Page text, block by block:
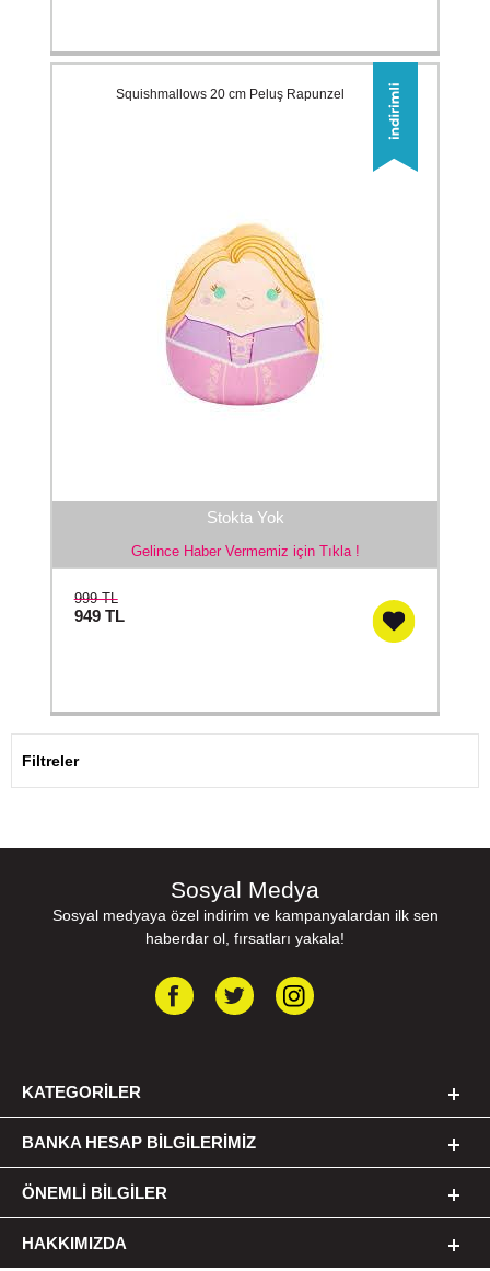
Stokta Yok
Gelince Haber Vermemiz için Tıkla !
Squishmallows 20 cm Peluş Rapunzel
999 TL
949 TL
Filtreler
Sosyal Medya
Sosyal medyaya özel indirim ve kampanyalardan ilk sen
haberdar ol, fırsatları yakala!
KATEGORILER
BANKA HESAP BILGILERIMIZ
ÖNEMLI BILGILER
HAKKIMIZDA